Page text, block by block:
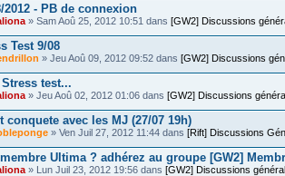
2012 - PB de connexion
» Sam Aoû 25, 2012 10:51 dans [GW2] Discussions
Test 9/08
» Jeu Aoû 09, 2012 09:52 dans [GW2] Discussions
Stress test...
» Jeu Aoû 02, 2012 01:06 dans [GW2] Discussions
conquete avec les MJ (27/07 19h)
» Ven Juil 27, 2012 11:44 dans [Rift] Discussions
Ultima ? adhérez au groupe [GW2]
» Lun Juil 23, 2012 19:56 dans [GW2] Discussions